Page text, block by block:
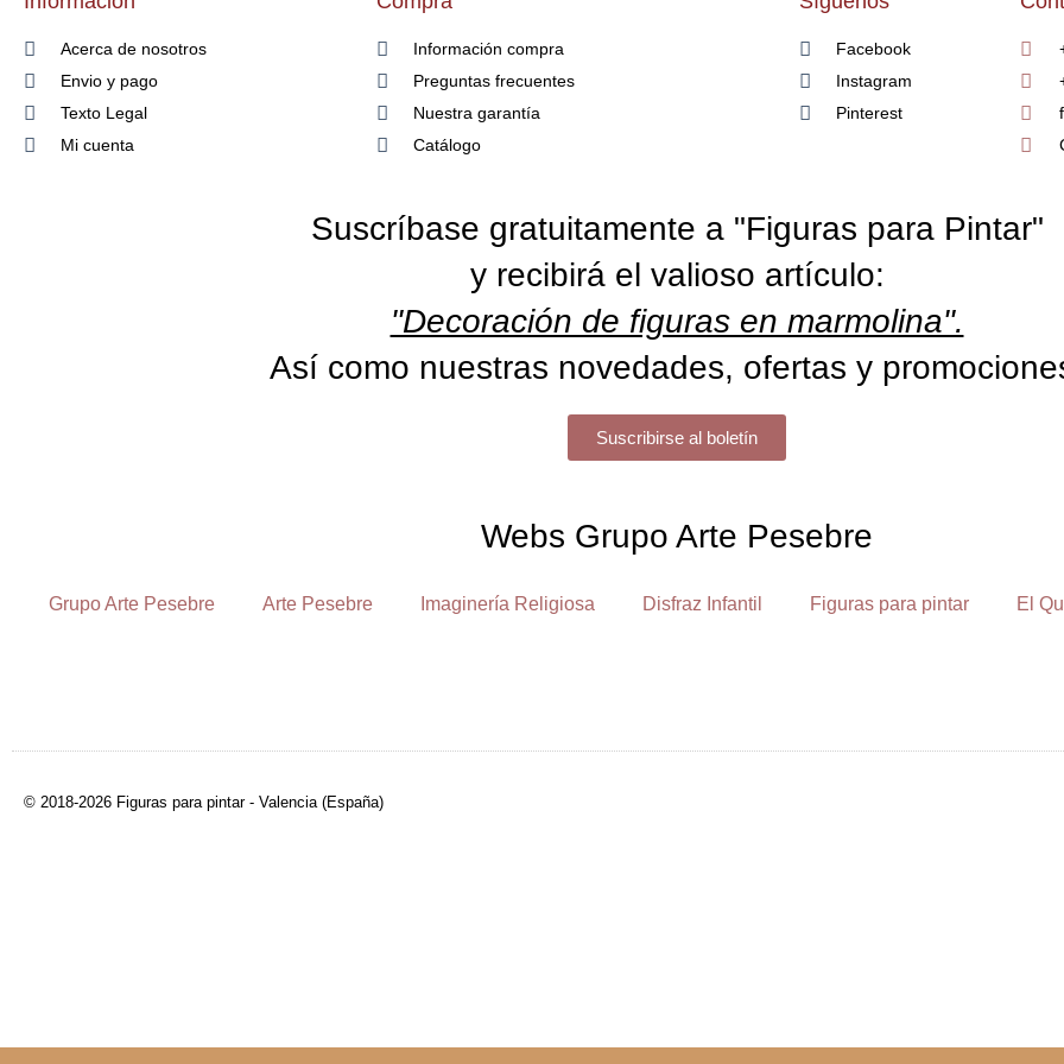
Acerca de nosotros
Envio y pago
Texto Legal
Mi cuenta
Información compra
Preguntas frecuentes
Nuestra garantía
Catálogo
Facebook
Instagram
Pinterest
Suscríbase gratuitamente a "Figuras para Pintar"
y recibirá el valioso artículo:
"Decoración de figuras en marmolina".
Así como nuestras novedades, ofertas y
Suscribirse al boletín
Webs Grupo Arte Pesebre
Grupo Arte Pesebre Arte Pesebre Imaginería Religiosa Disfraz Infantil Figuras para pintar El
© 2018-2026 Figuras para pintar - Valencia (España)